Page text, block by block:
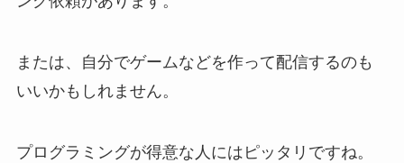
または、自分でゲームなどを作って配信するのも
いいかもしれません。
プログラミングが得意な人にはピッタリですね。